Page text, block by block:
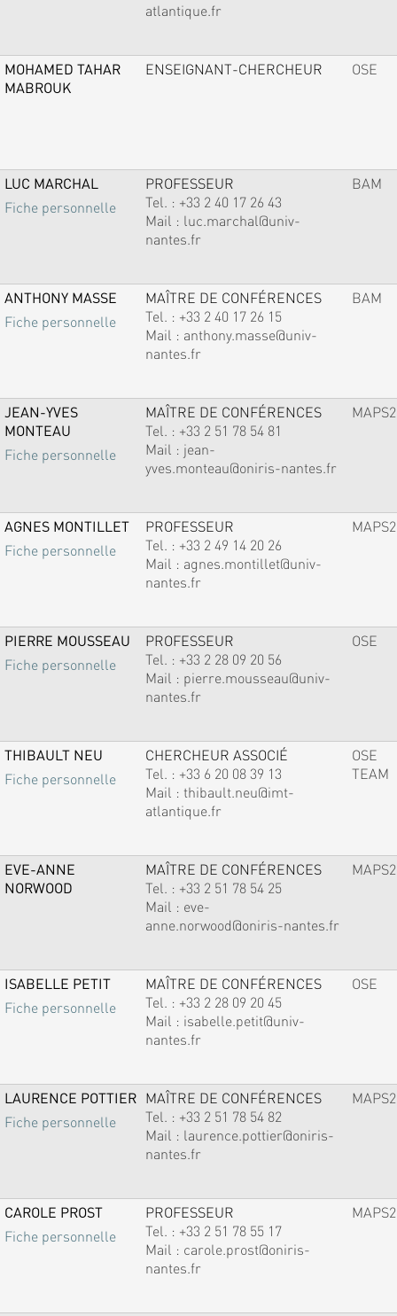
atlantique.fr
MOHAMED TAHAR
MABROUK
ENSEIGNANT-CHERCHEUR OSE
LUC MARCHAL
Fiche personnelle
PROFESSEUR
Tel. : +33 2 40 17 26 43
Mail : luc.marchal@univ-
nantes.fr
BAM
ANTHONY MASSE
Fiche personnelle
MAÎTRE DE CONFÉRENCES
Tel. : +33 2 40 17 26 15
Mail : anthony.masse@univ-
nantes.fr
BAM
JEAN-YVES
MONTEAU
Fiche personnelle
MAÎTRE DE CONFÉRENCES
Tel. : +33 2 51 78 54 81
Mail : jean-
yves.monteau@oniris-nantes.fr
MAPS2
AGNES MONTILLET
Fiche personnelle
PROFESSEUR
Tel. : +33 2 49 14 20 26
Mail : agnes.montillet@univ-
nantes.fr
MAPS2
PIERRE MOUSSEAU
Fiche personnelle
PROFESSEUR
Tel. : +33 2 28 09 20 56
Mail : pierre.mousseau@univ-
nantes.fr
OSE
THIBAULT NEU
Fiche personnelle
CHERCHEUR ASSOCIÉ
Tel. : +33 6 20 08 39 13
Mail : thibault.neu@imt-
atlantique.fr
OSE
TEAM
EVE-ANNE
NORWOOD
MAÎTRE DE CONFÉRENCES
Tel. : +33 2 51 78 54 25
Mail : eve-
anne.norwood@oniris-nantes.fr
MAPS2
ISABELLE PETIT
Fiche personnelle
MAÎTRE DE CONFÉRENCES
Tel. : +33 2 28 09 20 45
Mail : isabelle.petit@univ-
nantes.fr
OSE
LAURENCE POTTIER
Fiche personnelle
MAÎTRE DE CONFÉRENCES
Tel. : +33 2 51 78 54 82
Mail : laurence.pottier@oniris-
nantes.fr
MAPS2
CAROLE PROST
Fiche personnelle
PROFESSEUR
Tel. : +33 2 51 78 55 17
Mail : carole.prost@oniris-
nantes.fr
MAPS2